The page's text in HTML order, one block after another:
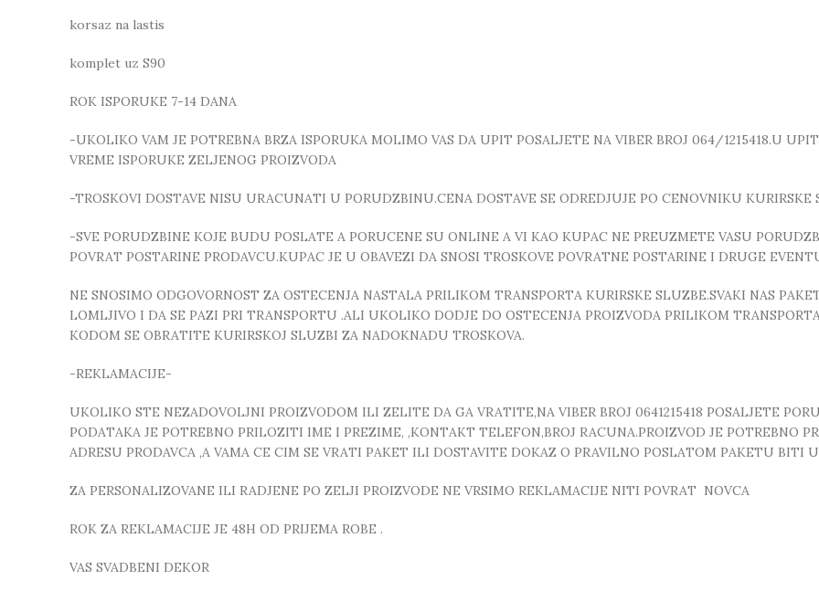
korsaz na lastis
komplet uz S90
ROK ISPORUKE 7-14 DANA
-UKOLIKO VAM JE POTREBNA BRZA ISPORUKA MOLIMO VAS DA UPIT POSALJETE NA VIBER BROJ 064/1215418.U
VREME ISPORUKE ZELJENOG PROIZVODA
-TROSKOVI DOSTAVE NISU URACUNATI U PORUDZBINU.CENA DOSTAVE SE ODREDJUJE PO CENOVNIKU KURIRSKE
-SVE PORUDZBINE KOJE BUDU POSLATE A PORUCENE SU ONLINE A VI KAO KUPAC NE PREUZMETE VASU
POVRAT POSTARINE PRODAVCU.KUPAC JE U OBAVEZI DA SNOSI TROSKOVE POVRATNE POSTARINE I DRUGE
NE SNOSIMO ODGOVORNOST ZA OSTECENJA NASTALA PRILIKOM TRANSPORTA KURIRSKE SLUZBE.SVAKI NAS
LOMLJIVO I DA SE PAZI PRI TRANSPORTU .ALI UKOLIKO DODJE DO OSTECENJA PROIZVODA PRILIKOM
KODOM SE OBRATITE KURIRSKOJ SLUZBI ZA NADOKNADU TROSKOVA.
-REKLAMACIJE-
UKOLIKO STE NEZADOVOLJNI PROIZVODOM ILI ZELITE DA GA VRATITE,NA VIBER BROJ 0641215418 POSALJETE
PODATAKA JE POTREBNO PRILOZITI IME I PREZIME, ,KONTAKT TELEFON,BROJ RACUNA.PROIZVOD JE POTREBNO
ADRESU PRODAVCA ,A VAMA CE CIM SE VRATI PAKET ILI DOSTAVITE DOKAZ O PRAVILNO POSLATOM PAKETU BITI
ZA PERSONALIZOVANE ILI RADJENE PO ZELJI PROIZVODE NE VRSIMO REKLAMACIJE NITI POVRAT NOVCA
ROK ZA REKLAMACIJE JE 48H OD PRIJEMA ROBE .
VAS SVADBENI DEKOR